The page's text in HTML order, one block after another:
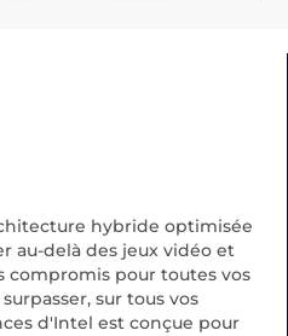
hybride optimisée
au-delà des jeux vidéo et
compromis pour toutes vos
sur tous vos
d'Intel est conçue pour